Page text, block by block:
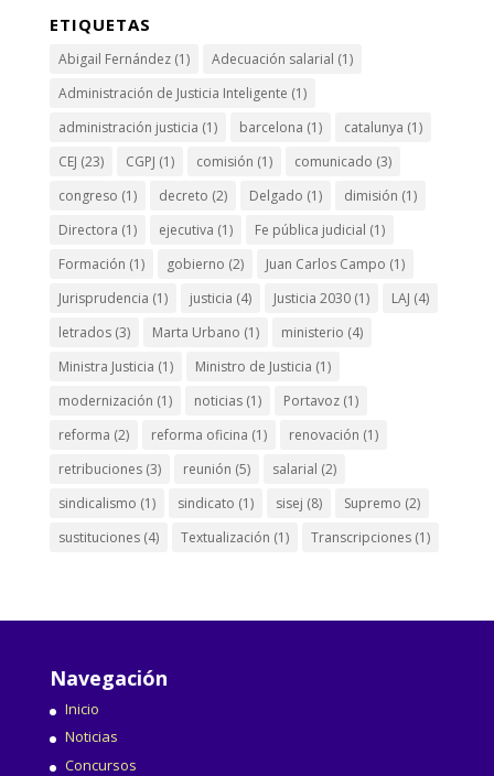
ETIQUETAS
Abigail Fernández(1) Adecuación salarial (1)
Administración de Justicia Inteligente (1)
administración justicia (1) barcelona (1) catalunya (1)
CEJ (23) CGPJ (1) comisión (1) comunicado (3)
congreso (1) decreto (2) Delgado (1) dimisión (1)
Directora (1) ejecutiva (1) Fe pública judicial (1)
Formación (1) gobierno (2) Juan Carlos Campo (1)
Jurisprudencia (1) justicia (4) Justicia 2030(1) LAJ (4)
letrados(3) Marta Urbano (1) ministerio (4)
Ministra Justicia (1) Ministro de Justicia (1)
modernización (1) noticias(1) Portavoz(1)
reforma (2) reforma oficina (1) renovación (1)
retribuciones(3) reunión (5) salarial (2)
sindicalismo (1) sindicato (1) sisej (8) Supremo (2)
sustituciones(4) Textualización (1) Transcripciones(1)
Navegación
Inicio
Noticias
Concursos